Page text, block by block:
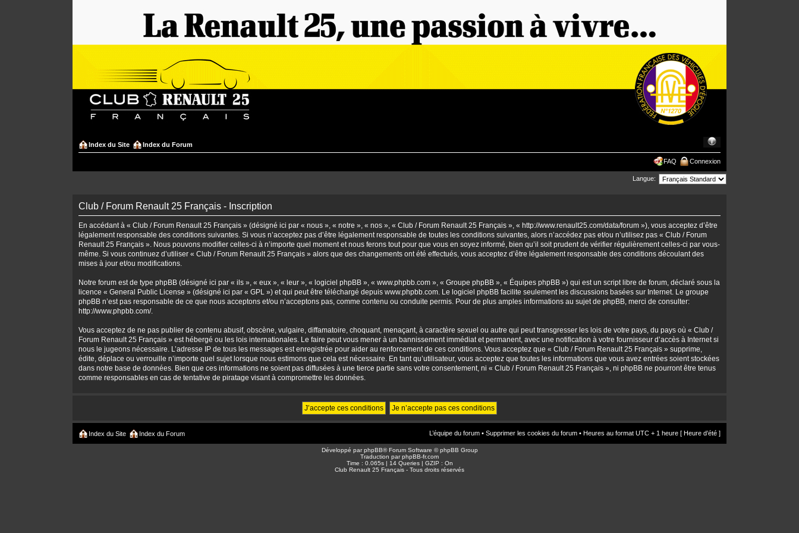
Index du Site Index du Forum
FAQ Connexion
Langue:
Club / Forum Renault 25 Français - Inscription
En accédant à « Club / Forum Renault 25 Français » (désigné ici par « nous », « notre », « nos », « Club / Forum Renault 25 Français », « http://www.renault25.com/data/forum »), vous acceptez d’être
légalement responsable des conditions suivantes. Si vous n’acceptez pas d’être légalement responsable de toutes les conditions suivantes, alors n’accédez pas et/ou n’utilisez pas « Club / Forum
Renault 25 Français ». Nous pouvons modifier celles-ci à n’importe quel moment et nous ferons tout pour que vous en soyez informé, bien qu’il soit prudent de vérifier régulièrement celles-ci par vous-
même. Si vous continuez d’utiliser « Club / Forum Renault 25 Français » alors que des changements ont été effectués, vous acceptez d’être légalement responsable des conditions découlant des
mises à jour et/ou modifications.
Notre forum est de type phpBB (désigné ici par « ils », « eux », « leur », « logiciel phpBB », « www.phpbb.com », « Groupe phpBB », « Équipes phpBB ») qui est un script libre de forum, déclaré sous la
licence « General Public License » (désigné ici par « GPL ») et qui peut être téléchargé depuis www.phpbb.com . Le logiciel phpBB facilite seulement les discussions basées sur Internet. Le groupe
phpBB n’est pas responsable de ce que nous acceptons et/ou n’acceptons pas, comme contenu ou conduite permis. Pour de plus amples informations au sujet de phpBB, merci de consulter:
http://www.phpbb.com/.
Vous acceptez de ne pas publier de contenu abusif, obscène, vulgaire, diffamatoire, choquant, menaçant, à caractère sexuel ou autre qui peut transgresser les lois de votre pays, du pays où « Club /
Forum Renault 25 Français » est hébergé ou les lois internationales. Le faire peut vous mener à un bannissement immédiat et permanent, avec une notification à votre fournisseur d’accès à Internet si
nous le jugeons nécessaire. L’adresse IP de tous les messages est enregistrée pour aider au renforcement de ces conditions. Vous acceptez que « Club / Forum Renault 25 Français » supprime,
édite, déplace ou verrouille n’importe quel sujet lorsque nous estimons que cela est nécessaire. En tant qu’utilisateur, vous acceptez que toutes les informations que vous avez entrées soient stockées
dans notre base de données. Bien que ces informations ne soient pas diffusées à une tierce partie sans votre consentement, ni « Club / Forum Renault 25 Français », ni phpBB ne pourront être tenus
comme responsables en cas de tentative de piratage visant à compromettre les données.
Index du Site Index du Forum L’équipe du forum • Supprimer les cookies du forum • Heures au format UTC + 1 heure [ Heure d’été ]
Développé parphpBB® Forum Software © phpBB Group
Traduction parphpBB-fr.com
Time : 0.065s | 14 Queries | GZIP : On
Club Renault 25 Français - Tous droits réservés